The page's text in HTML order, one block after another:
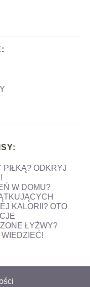
PIŁKĄ? ODKRYJ
W DOMU?
KALORII? OTO
ŁYŻWY?